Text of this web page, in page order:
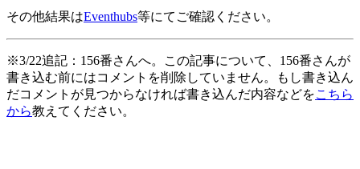
その他結果はEventhubs等にてご確認ください。
※3/22追記：156番さんへ。この記事について、156番さんが
書き込む前にはコメントを削除していません。もし書き込ん
だコメントが見つからなければ書き込んだ内容などをこちら
から教えてください。